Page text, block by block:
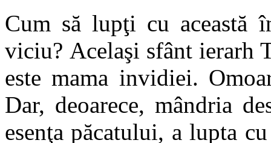
Cum să lupţi cu această
viciu? Acelaşi sfânt ierarh
este mama invidiei.
Dar, deoarece, mândria
esenţa păcatului, a lupta